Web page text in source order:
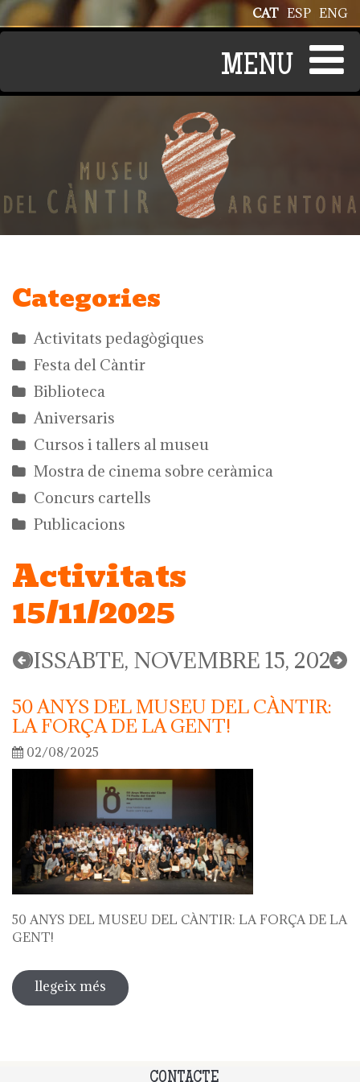
Vés al contingut ENG
ESP
CAT
Categories
Activitats pedagògiques
Festa del Càntir
Biblioteca
Aniversaris
Cursos i tallers al museu
Mostra de cinema sobre ceràmica
Concurs cartells
Publicacions
Activitats
15/11/2025
DISSABTE, NOVEMBRE 15, 2025
50 ANYS DEL MUSEU DEL CÀNTIR:
LA FORÇA DE LA GENT!
02/08/2025
50 ANYS DEL MUSEU DEL CÀNTIR: LA FORÇA DE LA
GENT!
llegeix més sobre 50 anys del museu del càntir: la
força de la gent!
CONTACTE